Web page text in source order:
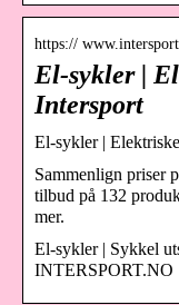
https://
El-sykler |
Intersport
El-sykler |
Sammenlign priser
tilbud på 132
mer.
El-sykler | Sykkel
INTERSPORT.NO